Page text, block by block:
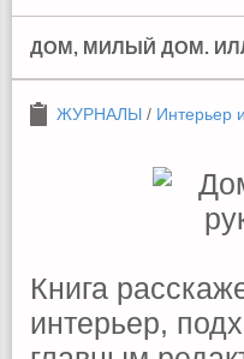
ДОМ, МИЛЫЙ ДОМ.
ЖУРНАЛЫ / Интерьер
Книга
интерьер,